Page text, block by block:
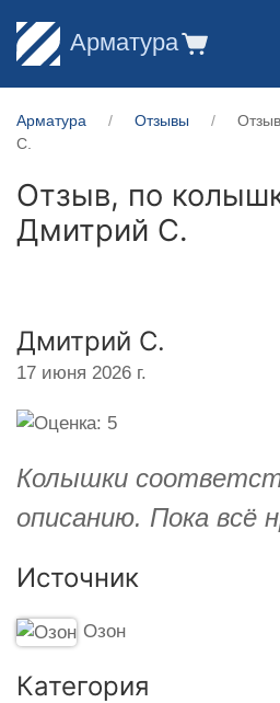
Арматура
Арматура Отзывы
С.
Отзыв, по
Дмитрий С.
Дмитрий С.
17 июня 2026 г.
Колышки
описанию. Пока всё
Источник
Озон
Категория